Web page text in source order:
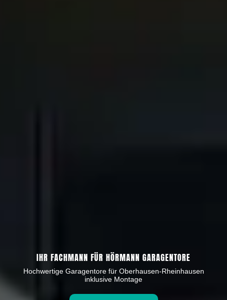
IHR FACHMANN FÜR HÖRMANN GARAGENTORE
Hochwertige Garagentore für Oberhausen-Rheinhausen
inklusive Montage